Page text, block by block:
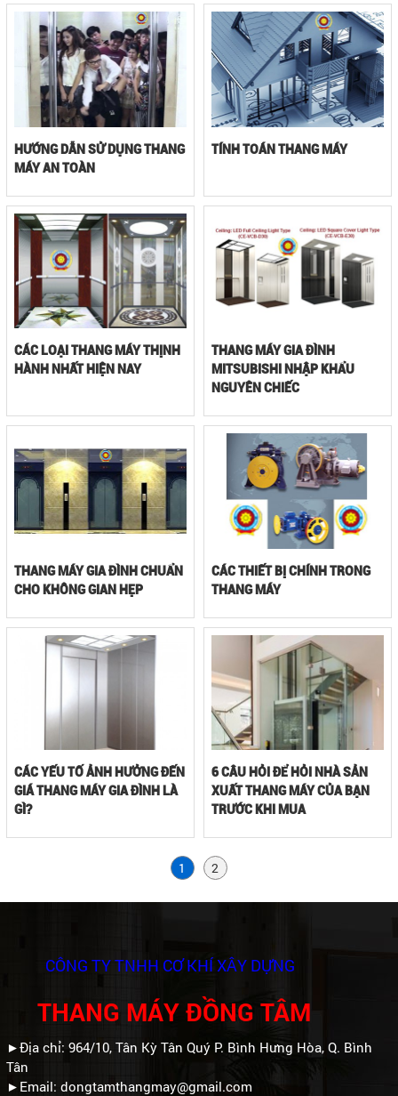
HƯỚNG DẪN SỬ DỤNG THANG
MÁY AN TOÀN
TÍNH TOÁN THANG MÁY
CÁC LOẠI THANG MÁY THỊNH
HÀNH NHẤT HIỆN NAY
THANG MÁY GIA ĐÌNH
MITSUBISHI NHẬP KHẨU
NGUYÊN CHIẾC
THANG MÁY GIA ĐÌNH CHUẨN
CHO KHÔNG GIAN HẸP
CÁC THIẾT BỊ CHÍNH TRONG
THANG MÁY
CÁC YẾU TỐ ẢNH HƯỞNG ĐẾN
GIÁ THANG MÁY GIA ĐÌNH LÀ
GÌ?
6 CÂU HỎI ĐỂ HỎI NHÀ SẢN
XUẤT THANG MÁY CỦA BẠN
TRƯỚC KHI MUA
1 2
CÔNG TY TNHH CƠ KHÍ XÂY DỰNG
THANG MÁY ĐỒNG TÂM
►Địa chỉ: 964/10, Tân Kỳ Tân Quý P. Bình Hưng Hòa, Q. Bình
Tân
►Email: dongtamthangmay@gmail.com